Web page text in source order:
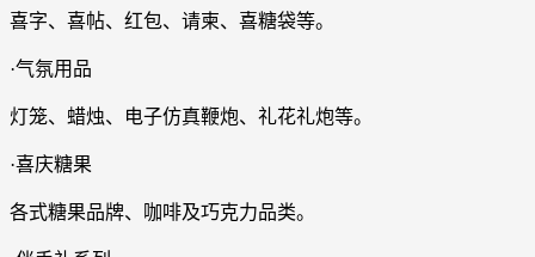
喜字、喜帖、红包、请柬、喜糖袋等。
·气氛用品
灯笼、蜡烛、电子仿真鞭炮、礼花礼炮等。
·喜庆糖果
各式糖果品牌、咖啡及巧克力品类。